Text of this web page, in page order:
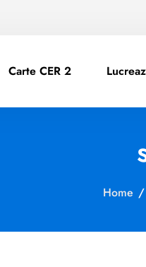
Carte CER 2
Home /